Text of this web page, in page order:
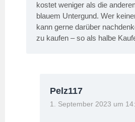
kostet weniger als die
blauem Untergund. Wer
kann gerne darüber
zu kaufen – so als halbe
Pelz117
1. September 2023 um